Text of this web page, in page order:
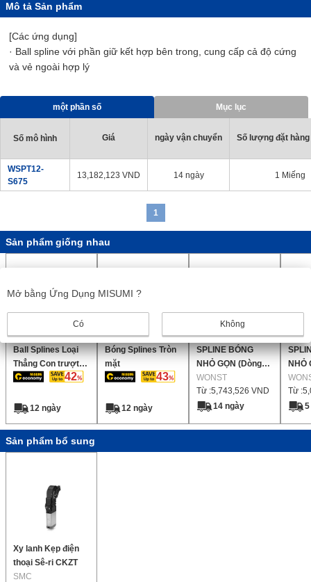
Mô tả Sản phẩm
[Các ứng dụng]
· Ball spline với phần giữ kết hợp bên trong, cung cấp cả độ cứng
và vẻ ngoài hợp lý
một phần số Mục lục
Số mô hình Giá ngày vận chuyển Số lượng đặt
WSPT12-
S675
13,182,123 VND 14 ngày 1 Miếng
1
Sản phẩm giống nhau
Ball Splines Loại
Thẳng Con trượt
Ren
42
12 ngày
Bóng Splines Tròn
mặt
43
12 ngày
SPLINE BÓNG
NHỎ GỌN (Dòng
WSPL)
WONST
Từ :5,743,526 VND
14 ngày
NHỎ
WSP)
Từ :
Sản phẩm bổ sung
Xy lanh Kẹp điện
thoại Sê-ri CKZT
SMC
Mở bằng Ứng Dụng MISUMI ?
Có Không